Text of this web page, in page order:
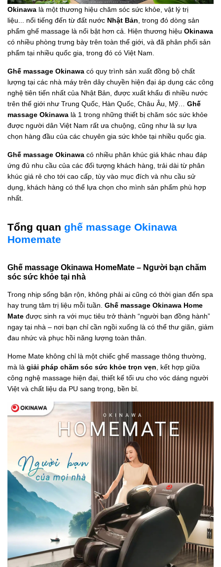
Okinawa là một thương hiệu chăm sóc sức khỏe, vật lý trị
liệu... nổi tiếng đến từ đất nước Nhật Bản, trong đó dòng sản
phẩm ghế massage là nổi bật hơn cả. Hiện thương hiệu Okinawa
có nhiều phòng trưng bày trên toàn thế giới, và đã phân phối sản
phẩm tại nhiều quốc gia, trong đó có Việt Nam.
Ghế massage Okinawa có quy trình sản xuất đồng bộ chất
lượng tại các nhà máy trên dây chuyền hiện đại áp dụng các công
nghệ tiên tiến nhất của Nhật Bản, được xuất khẩu đi nhiều nước
trên thế giới như Trung Quốc, Hàn Quốc, Châu Âu, Mỹ… Ghế
massage Okinawa là 1 trong những thiết bị chăm sóc sức khỏe
được người dân Việt Nam rất ưa chuộng, cũng như là sự lựa
chọn hàng đầu của các chuyên gia sức khỏe tại nhiều quốc gia.
Ghế massage Okinawa có nhiều phân khúc giá khác nhau đáp
ứng đủ nhu cầu của các đối tượng khách hàng, trải dài từ phân
khúc giá rẻ cho tới cao cấp, tùy vào mục đích và nhu cầu sử
dụng, khách hàng có thể lựa chọn cho mình sản phẩm phù hợp
nhất.
Tổng quan ghế massage Okinawa
Homemate
Ghế massage Okinawa HomeMate – Người bạn chăm
sóc sức khỏe tại nhà
Trong nhịp sống bận rộn, không phải ai cũng có thời gian đến spa
hay trung tâm trị liệu mỗi tuần. Ghế massage Okinawa Home
Mate được sinh ra với mục tiêu trở thành “người bạn đồng hành”
ngay tại nhà – nơi bạn chỉ cần ngồi xuống là có thể thư giãn, giảm
đau nhức và phục hồi năng lượng toàn thân.
Home Mate không chỉ là một chiếc ghế massage thông thường,
mà là giải pháp chăm sóc sức khỏe trọn vẹn, kết hợp giữa
công nghệ massage hiện đại, thiết kế tối ưu cho vóc dáng người
Việt và chất liệu da PU sang trọng, bền bỉ.